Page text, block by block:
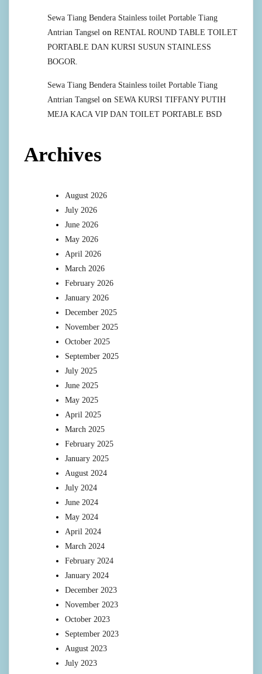
Sewa Tiang Bendera Stainless toilet Portable Tiang
Antrian Tangsel on RENTAL ROUND TABLE TOILET
PORTABLE DAN KURSI SUSUN STAINLESS
BOGOR.
Sewa Tiang Bendera Stainless toilet Portable Tiang
Antrian Tangsel on SEWA KURSI TIFFANY PUTIH
MEJA KACA VIP DAN TOILET PORTABLE BSD
Archives
August 2026
July 2026
June 2026
May 2026
April 2026
March 2026
February 2026
January 2026
December 2025
November 2025
October 2025
September 2025
July 2025
June 2025
May 2025
April 2025
March 2025
February 2025
January 2025
August 2024
July 2024
June 2024
May 2024
April 2024
March 2024
February 2024
January 2024
December 2023
November 2023
October 2023
September 2023
August 2023
July 2023